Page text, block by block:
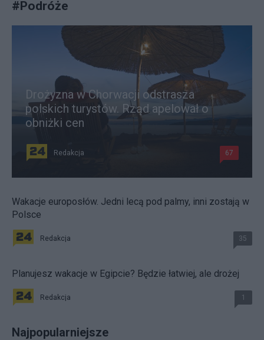
#Podróże
Drożyzna w Chorwacji odstrasza
polskich turystów. Rząd apelował o
obniżki cen
Redakcja 67
Wakacje europosłów. Jedni lecą pod palmy, inni zostają w
Polsce
Redakcja 35
Planujesz wakacje w Egipcie? Będzie łatwiej, ale drożej
Redakcja 1
Najpopularniejsze